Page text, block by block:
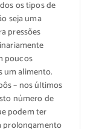
os tipos de
seja uma
pressões
poucos
um alimento.
– nos últimos
número de
podem ter
prolongamento